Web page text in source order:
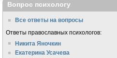
Вопрос психологу
Все ответы на вопросы
Ответы православных психологов:
Никита Яночкин
Екатерина Усачева